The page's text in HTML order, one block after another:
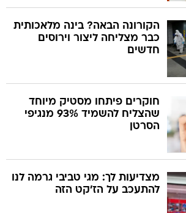
הקורונה הבאה? בינה מלאכותית
כבר מצליחה ליצור וירוסים
חדשים
חוקרים פיתחו מסטיק מיוחד
שהצליח להשמיד 93% מנגיפי
הסרטן
מצדיעות לך: מגי טביבי גרמה לנו
להתעכב על הז'קט הזה